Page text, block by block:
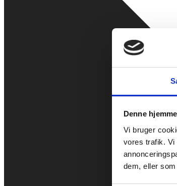
Denne
Vi bruger
vores trafik. Vi
dem, eller